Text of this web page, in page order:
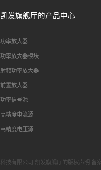
凯发旗舰厅的产品中心
功率放大器
功率放大器模块
射频功率放大器
前置放大器
功率信号源
高精度电流源
高精度电压源
技有限公司 凯发旗舰厅的版权声明 备案